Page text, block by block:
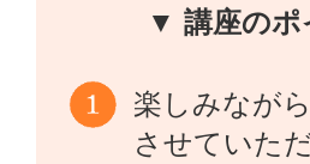
▼ 講座のポ
楽しみなが
させていた